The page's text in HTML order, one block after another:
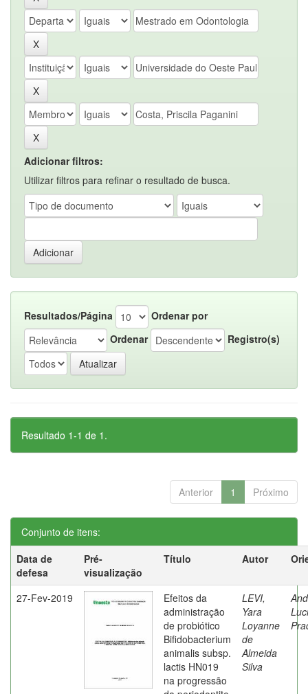
Adicionar filtros:
Utilizar filtros para refinar o resultado de busca.
Resultados/Página
Ordenar por
Ordenar
Registro(s)
Resultado 1-1 de 1.
Anterior 1 Próximo
Conjunto de itens:
Data de
defesa
Pré-
visualização
Título Autor
27-Fev-2019
Efeitos da
administração
de probiótico
Bifidobacterium
animalis subsp.
lactis HN019
na progressão
LEVI,
Yara
Loyanne
de
Almeida
Silva